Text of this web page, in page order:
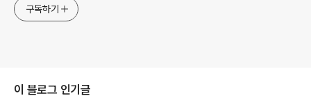
구독하기
이 블로그 인기글